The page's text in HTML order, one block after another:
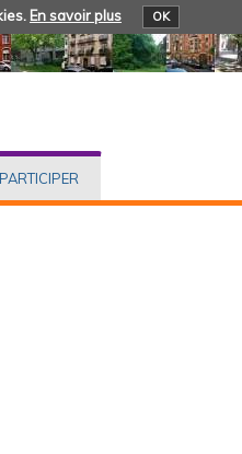
En savoir plus OK
PARTICIPER